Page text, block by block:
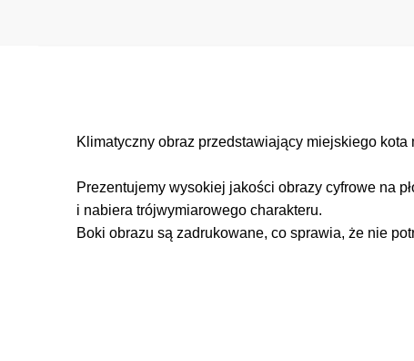
Klimatyczny obraz przedstawiający miejskiego
Prezentujemy wysokiej jakości obrazy cyfrowe na
i nabiera trójwymiarowego charakteru.
Boki obrazu są zadrukowane, co sprawia, że nie